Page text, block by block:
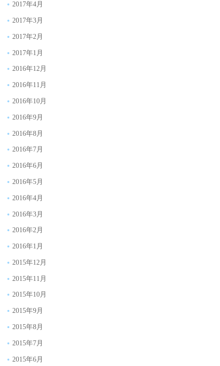
2017年4月
2017年3月
2017年2月
2017年1月
2016年12月
2016年11月
2016年10月
2016年9月
2016年8月
2016年7月
2016年6月
2016年5月
2016年4月
2016年3月
2016年2月
2016年1月
2015年12月
2015年11月
2015年10月
2015年9月
2015年8月
2015年7月
2015年6月